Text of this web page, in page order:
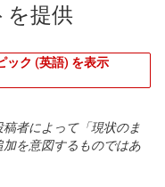
を提供
ック (英語) を表示
者によって「現状のま
を意図するものではあ